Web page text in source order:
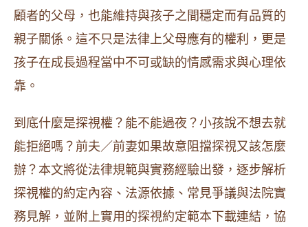
顧者的父母，也能維持與孩子之間穩定而有品質的
親子關係。這不只是法律上父母應有的權利，更是
孩子在成長過程當中不可或缺的情感需求與心理依
靠。
到底什麼是探視權？能不能過夜？小孩說不想去就
能拒絕嗎？前夫／前妻如果故意阻擋探視又該怎麼
辦？本文將從法律規範與實務經驗出發，逐步解析
探視權的約定內容、法源依據、常見爭議與法院實
務見解，並附上實用的探視約定範本下載連結，協